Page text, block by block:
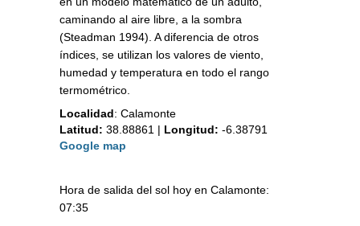
caminando al aire libre, a la sombra
(Steadman 1994). A diferencia de otros
índices, se utilizan los valores de viento,
humedad y temperatura en todo el rango
termométrico.
Localidad: Calamonte
Latitud: 38.88861 | Longitud: -6.38791
Google map
Hora de salida del sol hoy en Calamonte:
07:35